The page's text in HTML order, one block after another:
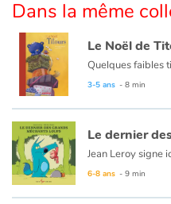
À l'école
Fêtes et évènements
Amour et amitié
Sujets de société
Émotions et sentiments
Dans la même
Le Noël de
3-5 ans - 8 min
Le dernier
6-8 ans - 9 min